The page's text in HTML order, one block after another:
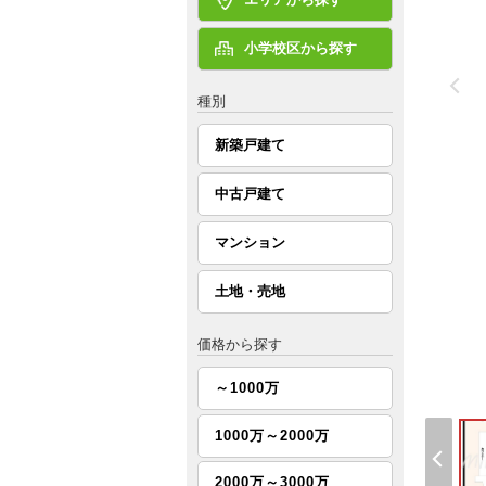
小学校区から探す
種別
新築戸建て
中古戸建て
マンション
土地・売地
価格から探す
～1000万
1000万～2000万
2000万～3000万